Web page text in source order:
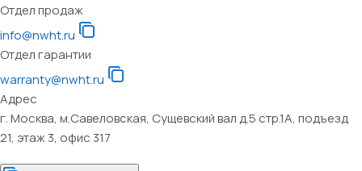
Отдел продаж
info@nwht.ru
Отдел гарантии
warranty@nwht.ru
Адрес
г. Москва, м.Савеловская, Сущевский вал д.5 стр.1А, подъезд
21, этаж 3, офис 317